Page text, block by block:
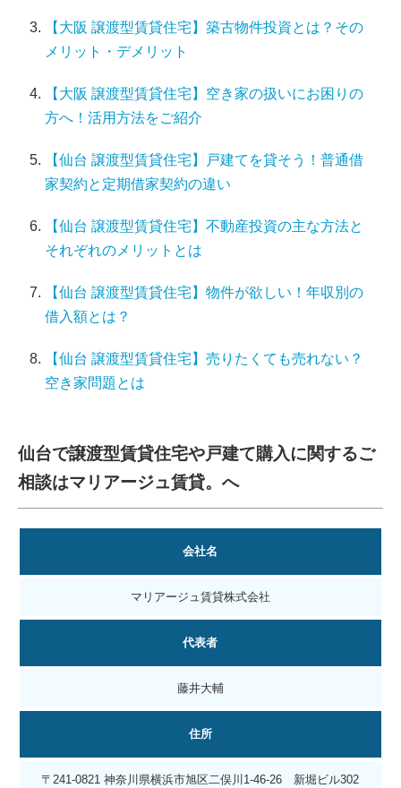
【大阪 譲渡型賃貸住宅】築古物件投資とは？その
メリット・デメリット
【大阪 譲渡型賃貸住宅】空き家の扱いにお困りの
方へ！活用方法をご紹介
【仙台 譲渡型賃貸住宅】戸建てを貸そう！普通借
家契約と定期借家契約の違い
【仙台 譲渡型賃貸住宅】不動産投資の主な方法と
それぞれのメリットとは
【仙台 譲渡型賃貸住宅】物件が欲しい！年収別の
借入額とは？
【仙台 譲渡型賃貸住宅】売りたくても売れない？
空き家問題とは
仙台で譲渡型賃貸住宅や戸建て購入に関するご
相談はマリアージュ賃貸。へ
会社名
マリアージュ賃貸株式会社
代表者
藤井大輔
住所
〒241-0821 神奈川県横浜市旭区二俣川1-46-26 新堀ビル302